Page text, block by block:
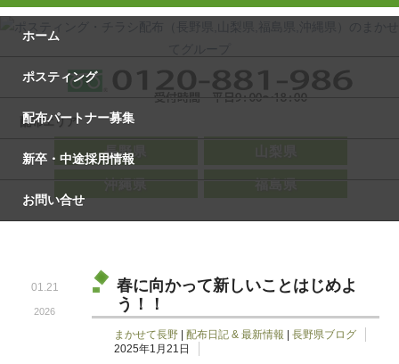
配布エリア
長野県
ホーム
ポスティング
配布パートナー募集
新卒・中途採用情報
お問い合せ
春に向かって新しいことはじめよ
う！！
まかせて長野 配布日記 & 最新情報 |長野県ブログ
2025年1月21日
2026
01.21